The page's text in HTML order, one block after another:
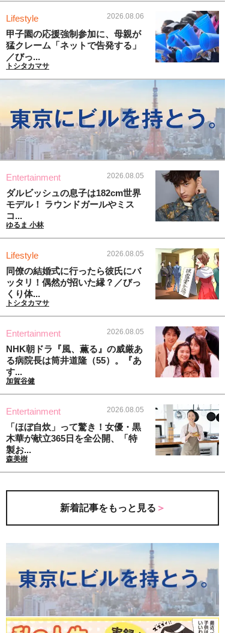
Lifestyle 2026.08.06
甲子園の応援強制参加に、母親が
猛クレーム「ネットで告発する」
／びっ...
トシタカマサ
Entertainment 2026.08.05
ダルビッシュの息子は182cm世界
モデル！ ラウンドガールやミス
コ...
ゆるま 小林
Lifestyle 2026.08.05
同僚の結婚式に行ったら彼氏にバ
ッタリ！偶然が招いた縁？／びっ
くり体...
トシタカマサ
Entertainment 2026.08.05
NHK朝ドラ『風、薫る』の威厳あ
る病院長は筒井道隆（55）。『あ
す...
加賀谷健
Entertainment 2026.08.05
「ほぼ自炊」って驚き！女優・黒
木華が献立365日を全公開、「特
製お...
森美樹
新着記事をもっと見る